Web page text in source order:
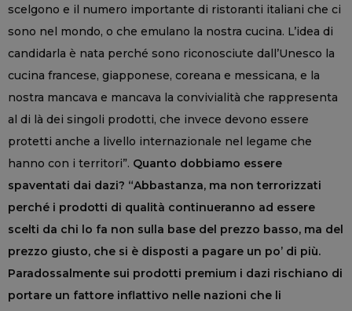
scelgono e il numero importante di ristoranti italiani che ci
sono nel mondo, o che emulano la nostra cucina. L’idea di
candidarla è nata perché sono riconosciute dall’Unesco la
cucina francese, giapponese, coreana e messicana, e la
nostra mancava e mancava la convivialità che rappresenta
al di là dei singoli prodotti, che invece devono essere
protetti anche a livello internazionale nel legame che
hanno con i territori”. Quanto dobbiamo essere
spaventati dai dazi? “Abbastanza, ma non terrorizzati
perché i prodotti di qualità continueranno ad essere
scelti da chi lo fa non sulla base del prezzo basso, ma del
prezzo giusto, che si è disposti a pagare un po’ di più.
Paradossalmente sui prodotti premium i dazi rischiano di
portare un fattore inflattivo nelle nazioni che li